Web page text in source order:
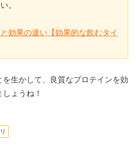
。
効果の違い【効果的な飲むタイ
を生かして、良質なプロテインを効
ょうね！